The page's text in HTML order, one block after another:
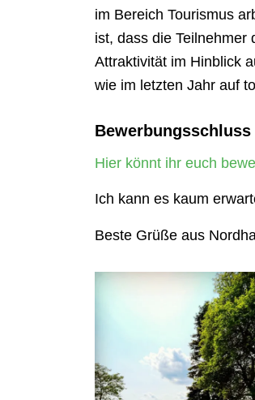
im Bereich Tourismus
ist, dass die Teilnehmer
Attraktivität im Hinblick
wie im letzten Jahr auf
Hier könnt ihr euch
Ich kann es kaum
Beste Grüße aus